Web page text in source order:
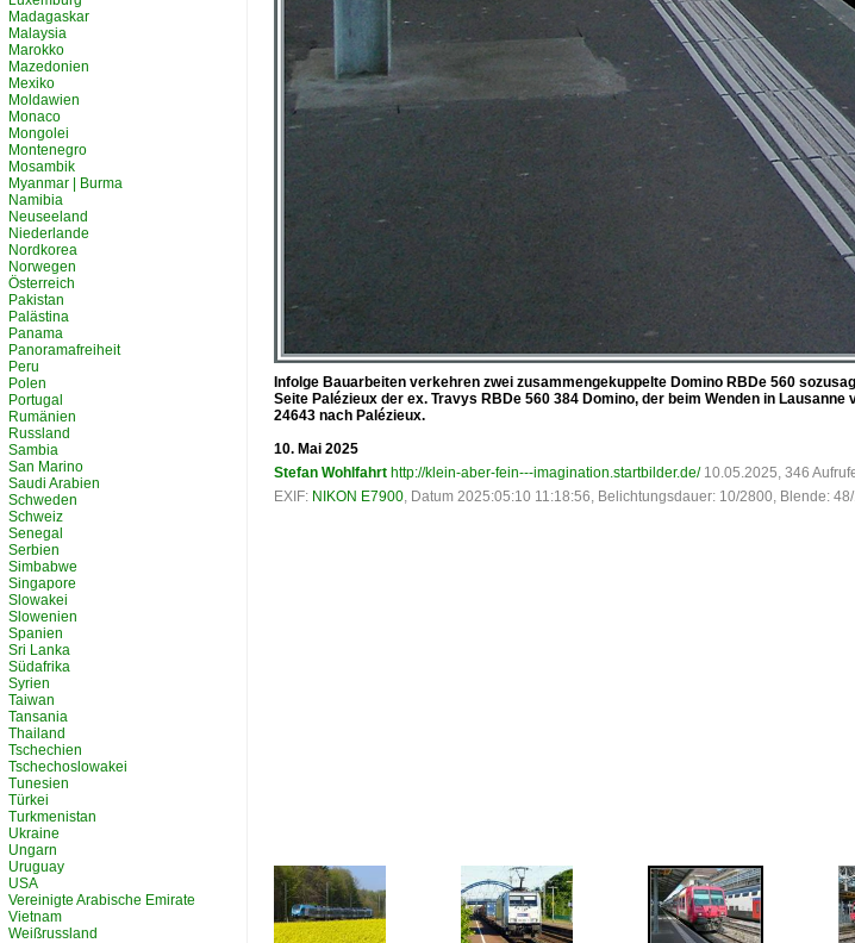
Infolge Bauarbeiten verkehren zwei zusammengekuppelte Domino RBDe 560
Seite Palézieux der ex. Travys RBDe 560 384 Domino, der beim Wenden in
24643 nach Palézieux.
10. Mai 2025
Stefan Wohlfahrt http://klein-aber-fein---imagination.startbilder.de/ 10.05.2025, 346
EXIF: NIKON E7900, Datum 2025:05:10 11:18:56, Belichtungsdauer: 10/2800, Blende:
Madagaskar
Malaysia
Marokko
Mazedonien
Mexiko
Moldawien
Monaco
Mongolei
Montenegro
Mosambik
Myanmar | Burma
Namibia
Neuseeland
Niederlande
Nordkorea
Norwegen
Österreich
Pakistan
Palästina
Panama
Panoramafreiheit
Peru
Polen
Portugal
Rumänien
Russland
Sambia
San Marino
Saudi Arabien
Schweden
Schweiz
Senegal
Serbien
Simbabwe
Singapore
Slowakei
Slowenien
Spanien
Sri Lanka
Südafrika
Syrien
Taiwan
Tansania
Thailand
Tschechien
Tschechoslowakei
Tunesien
Türkei
Turkmenistan
Ukraine
Ungarn
Uruguay
USA
Vereinigte Arabische Emirate
Vietnam
Weißrussland